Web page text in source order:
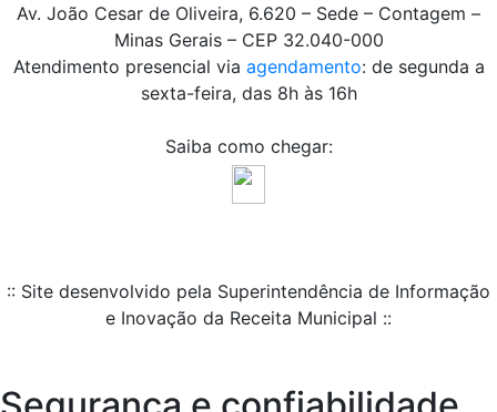
Av. João Cesar de Oliveira, 6.620 – Sede – Contagem –
Minas Gerais – CEP 32.040-000
Atendimento presencial via agendamento: de segunda a
sexta-feira, das 8h às 16h
Saiba como chegar:
:: Site desenvolvido pela Superintendência de Informação
e Inovação da Receita Municipal ::